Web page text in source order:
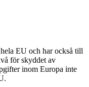
EU och har också till
för skyddet av
inom Europa inte